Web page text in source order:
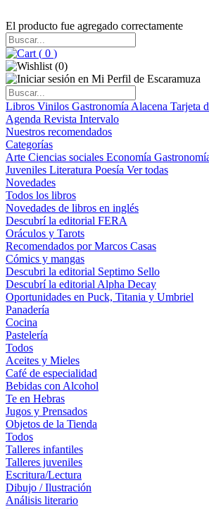
El producto fue agregado correctamente
( 0 )
(0)
Libros Vinilos Gastronomía Alacena Tarjeta
Agenda Revista Intervalo
Nuestros recomendados
Categorías
Arte Ciencias sociales Economía
Juveniles Literatura Poesía Ver todas
Novedades
Todos los libros
Novedades de libros en inglés
Descubrí la editorial FERA
Oráculos y Tarots
Recomendados por Marcos Casas
Cómics y mangas
Descubri la editorial Septimo Sello
Descubrí la editorial Alpha Decay
Oportunidades en Puck, Titania y Umbriel
Panadería
Cocina
Pastelería
Todos
Aceites y Mieles
Café de especialidad
Bebidas con Alcohol
Te en Hebras
Jugos y Prensados
Objetos de la Tienda
Todos
Talleres infantiles
Talleres juveniles
Escritura/Lectura
Dibujo / Ilustración
Análisis literario